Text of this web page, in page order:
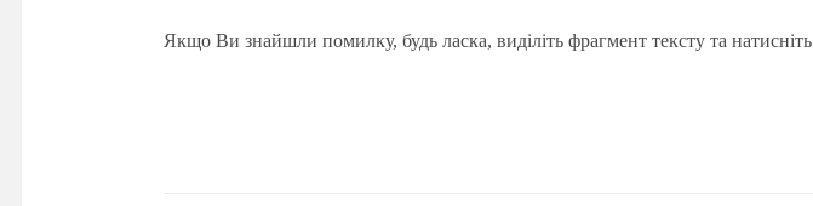
Якщо Ви знайшли помилку, будь ласка, виділіть фрагмент тексту та натисніть